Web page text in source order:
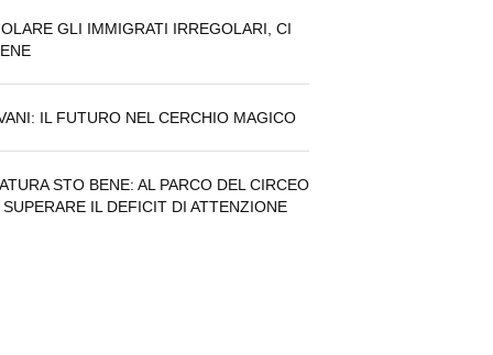
GLI IMMIGRATI IRREGOLARI, CI
IL FUTURO NEL CERCHIO MAGICO
STO BENE: AL PARCO DEL CIRCEO
SUPERARE IL DEFICIT DI ATTENZIONE